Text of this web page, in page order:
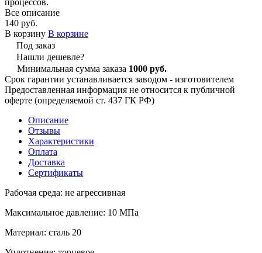
Все описание
140 руб.
В корзину В корзине
Под заказ
Нашли дешевле?
Минимальная сумма заказа 1000 руб.
Срок гарантии устанавливается заводом - изготовителем
Предоставленная информация не относится к публичной
оферте (определяемой ст. 437 ГК РФ)
Описание
Отзывы
Характеристики
Оплата
Доставка
Сертификаты
Рабочая среда: не агрессивная
Максимальное давление: 10 МПа
Материал: сталь 20